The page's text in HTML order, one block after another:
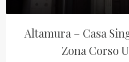
Altamura – Casa
Zona Corso